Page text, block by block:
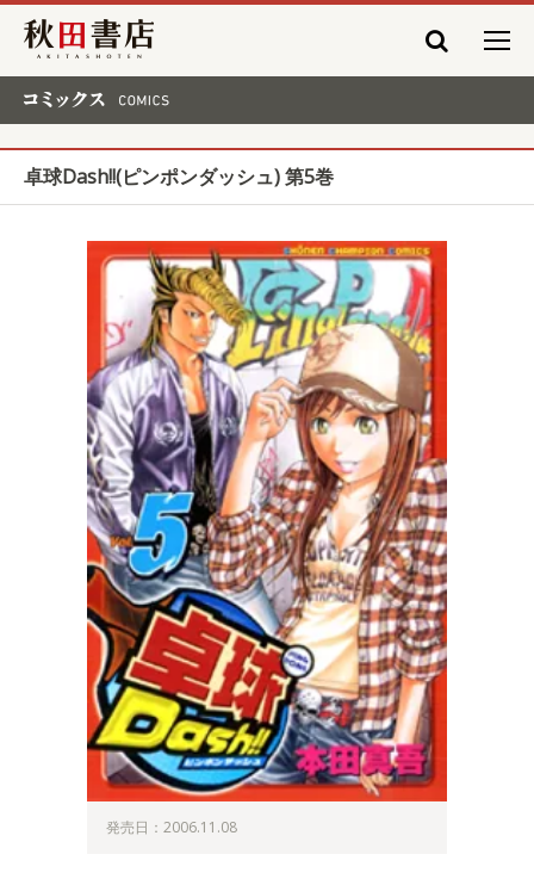
秋田書店
卓球Dash!!(ピンポンダッシュ) 第5巻
発売日：2006.11.08